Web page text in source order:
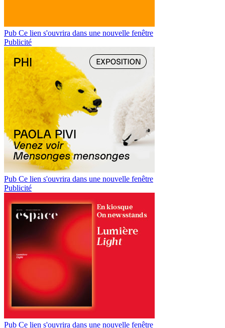
Pub Ce lien s'ouvrira dans une nouvelle fenêtre
Publicité
Pub Ce lien s'ouvrira dans une nouvelle fenêtre
Publicité
Pub Ce lien s'ouvrira dans une nouvelle fenêtre